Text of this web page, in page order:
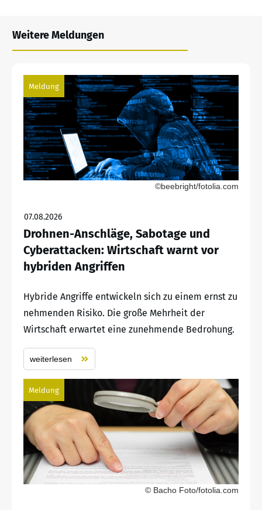
Weitere Meldungen
Meldung
©beebright/fotolia.com
07.08.2026
Drohnen-Anschläge, Sabotage und
Cyberattacken: Wirtschaft warnt vor
hybriden Angriffen
Hybride Angriffe entwickeln sich zu einem ernst zu
nehmenden Risiko. Die große Mehrheit der
Wirtschaft erwartet eine zunehmende Bedrohung.
weiterlesen
Meldung
© Bacho Foto/fotolia.com